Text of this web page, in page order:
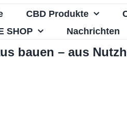
CBD Produkte
SHOP Nachrichten
bauen – aus